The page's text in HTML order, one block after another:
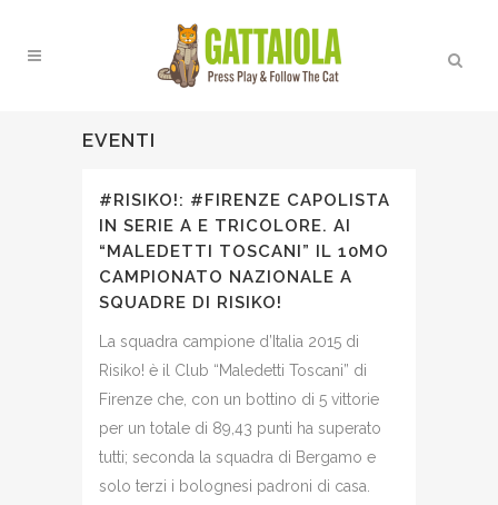
EVENTI
#RISIKO!: #FIRENZE CAPOLISTA
IN SERIE A E TRICOLORE. AI
“MALEDETTI TOSCANI” IL 10MO
CAMPIONATO NAZIONALE A
SQUADRE DI RISIKO!
La squadra campione d’Italia 2015 di
Risiko! è il Club “Maledetti Toscani” di
Firenze che, con un bottino di 5 vittorie
per un totale di 89,43 punti ha superato
tutti; seconda la squadra di Bergamo e
solo terzi i bolognesi padroni di casa.